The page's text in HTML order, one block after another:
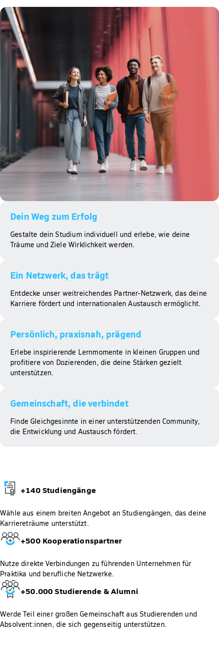
Dein Weg zum Erfolg​
Gestalte dein Studium individuell und erlebe, wie deine
Träume und Ziele Wirklichkeit werden.
Ein Netzwerk, das trägt​
Entdecke unser weitreichendes Partner-Netzwerk, das deine
Karriere fördert und internationalen Austausch ermöglicht.
Persönlich, praxisnah, prägend​
Erlebe inspirierende Lernmomente in kleinen Gruppen und
profitiere von Dozierenden, die deine Stärken gezielt
unterstützen.
Gemeinschaft, die verbindet​
Finde Gleichgesinnte in einer unterstützenden Community,
die Entwicklung und Austausch fördert.
+140 Studiengänge
Wähle aus einem breiten Angebot an Studiengängen, das deine
Karriereträume unterstützt.
+500 Kooperationspartner
Nutze direkte Verbindungen zu führenden Unternehmen für
Praktika und berufliche Netzwerke.
+50.000 Studierende & Alumni​
Werde Teil einer großen Gemeinschaft aus Studierenden und
Absolvent:innen, die sich gegenseitig unterstützen.